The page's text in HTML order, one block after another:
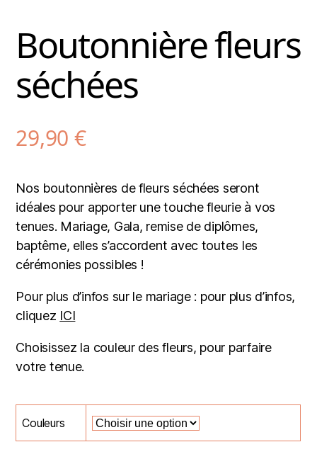
Boutonnière fleurs
séchées
29,90 €
Nos boutonnières de fleurs séchées seront
idéales pour apporter une touche fleurie à vos
tenues. Mariage, Gala, remise de diplômes,
baptême, elles s’accordent avec toutes les
cérémonies possibles !
Pour plus d’infos sur le mariage : pour plus d’infos,
cliquez ICI
Choisissez la couleur des fleurs, pour parfaire
votre tenue.
Couleurs